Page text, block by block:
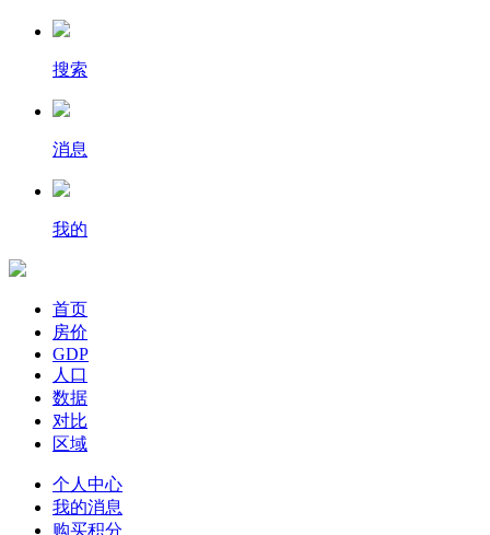
搜索
消息
我的
首页
房价
GDP
人口
数据
对比
区域
个人中心
我的消息
购买积分